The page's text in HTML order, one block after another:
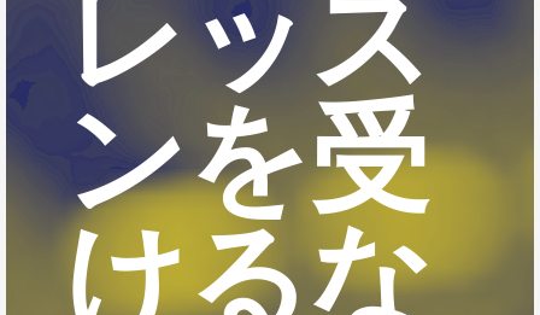
レッス
ンを受
けるな